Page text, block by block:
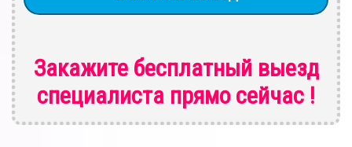
Закажите бесплатный выезд
специалиста прямо сейчас !